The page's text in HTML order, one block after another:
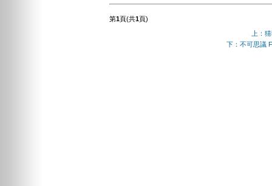
第1頁(共1頁)
上：
下：不可思議